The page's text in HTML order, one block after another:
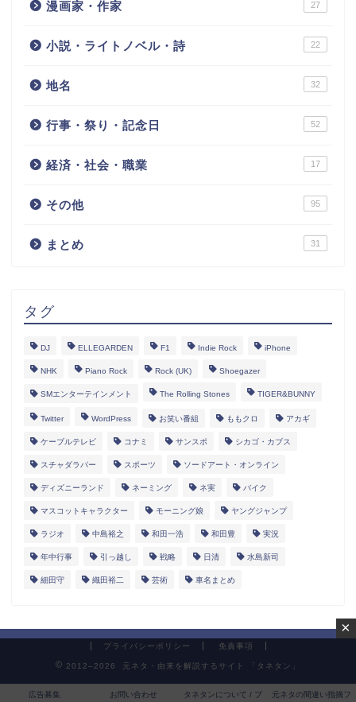
漫画家・作家 27
小説・ライトノベル・詩 22
地名 32
行事・祭り・記念日 52
経済・社会・職業 17
その他 95
まとめ 31
タグ
DJ ELLEGARDEN F1 Indie Rock iPhone
NHK Piano Rock Rock (UK) Shoegazer
SMエンターテインメント The Rolling Stones TIGER&BUNNY
Twitter WordPress お笑い番組 ももクロ アカギ
ケーブルテレビ コナミ サンスポ シカゴ・カブス
スチャダラパー スポーツ ソードアート・オンライン
ディズニーランド ネーミング ネ実 バイク
マスコットキャラクター モーニング娘 ヤングジャンプ
ラジオ 中島裕之 和田一浩 和田豊 実況
年中行事 引っ越し 戦略 日清 水島新司
細田守 織田裕二 芸術 車名まとめ
プライバシーポリシー 免責事項
2012–2026 元ネタ・由来を解説するサイト 「タネタン」
広告募集 お問い合わせ
タネタンについて / プ
元ネタの間違い指摘フ
×